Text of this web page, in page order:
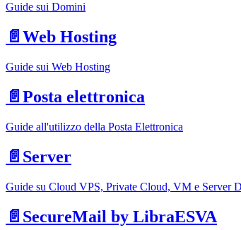
Guide sui Domini
📄️ Web Hosting
Guide sui Web Hosting
📄️ Posta elettronica
Guide all'utilizzo della Posta Elettronica
📄️ Server
Guide su Cloud VPS, Private Cloud, VM e Server
📄️ SecureMail by LibraESVA